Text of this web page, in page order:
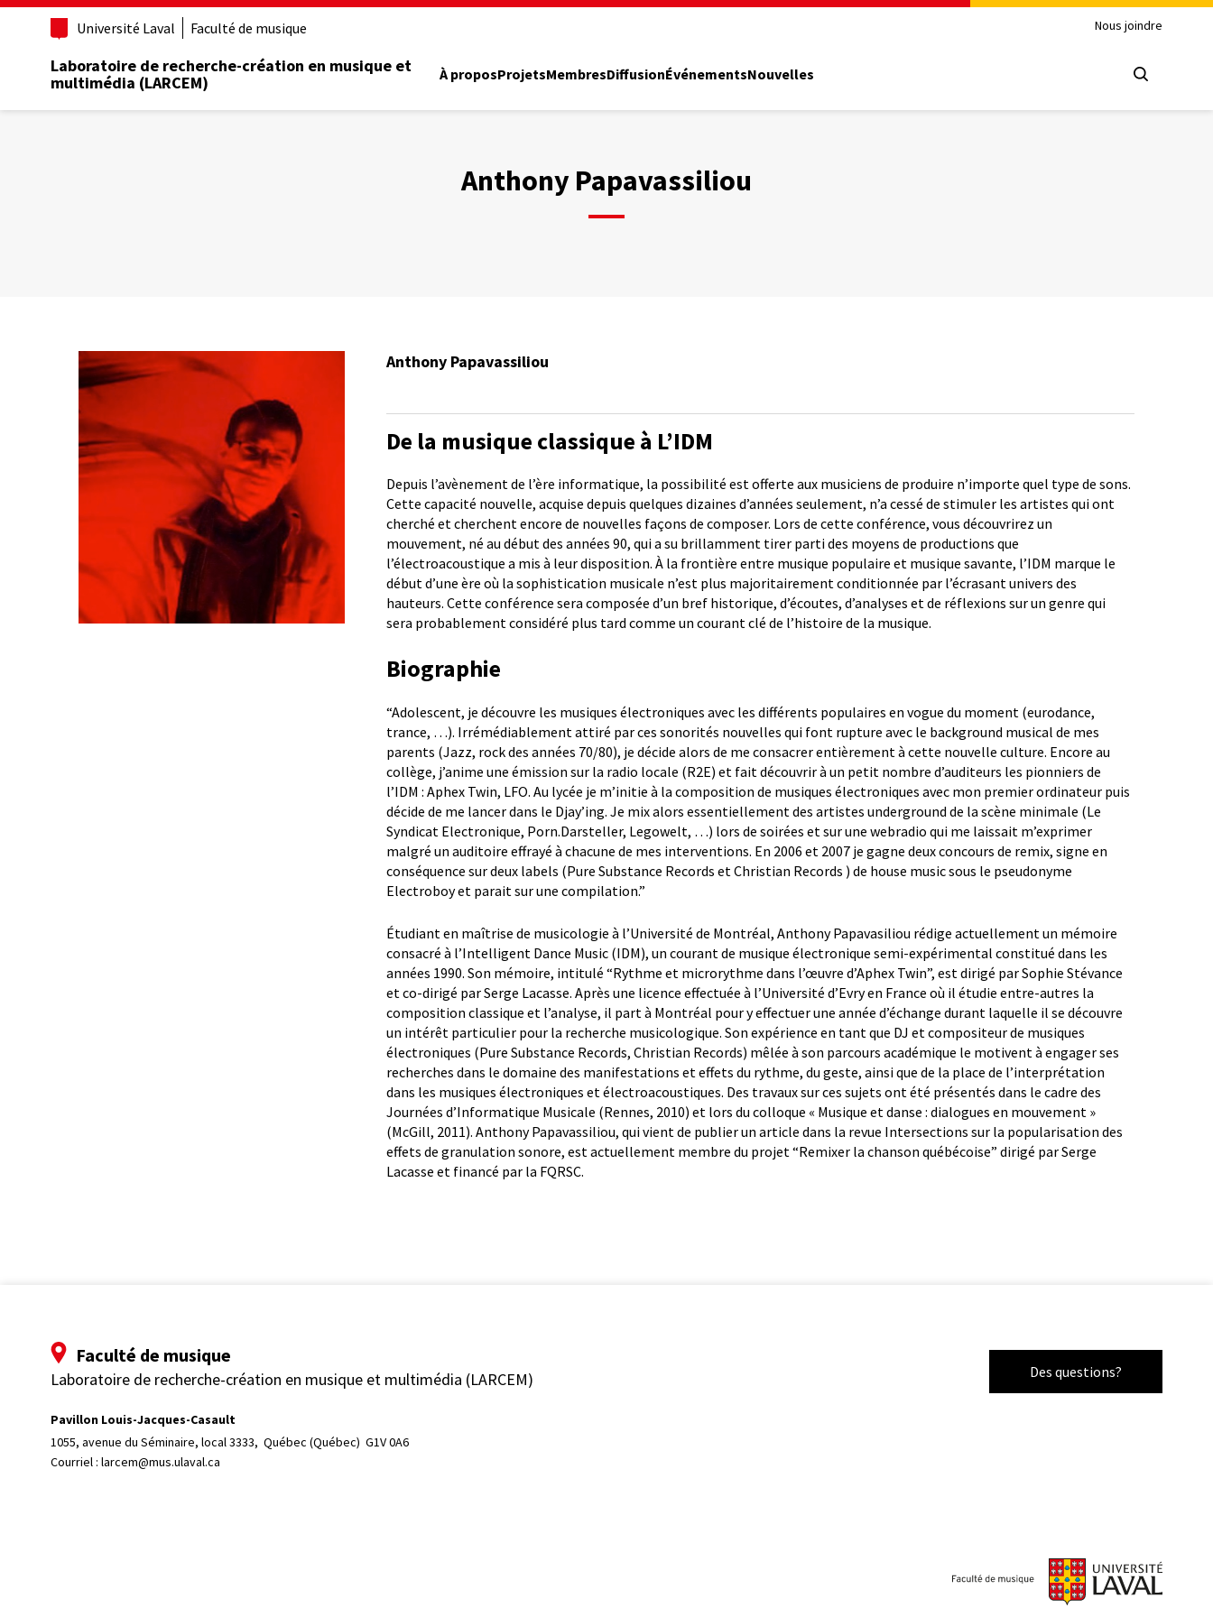
Aller
principal
Université Laval Faculté de musique Nous joindre
Laboratoire de recherche-création en musique et
multimédia (LARCEM)
À proposProjetsMembresDiffusionÉvénementsNouvelles
Anthony Papavassiliou
Anthony Papavassiliou
De la musique classique à L’IDM
Depuis l’avènement de l’ère informatique, la possibilité est offerte aux musiciens de produire n’importe quel type de sons.
Cette capacité nouvelle, acquise depuis quelques dizaines d’années seulement, n’a cessé de stimuler les artistes qui ont
cherché et cherchent encore de nouvelles façons de composer. Lors de cette conférence, vous découvrirez un
mouvement, né au début des années 90, qui a su brillamment tirer parti des moyens de productions que
l’électroacoustique a mis à leur disposition. À la frontière entre musique populaire et musique savante, l’IDM marque le
début d’une ère où la sophistication musicale n’est plus majoritairement conditionnée par l’écrasant univers des
hauteurs. Cette conférence sera composée d’un bref historique, d’écoutes, d’analyses et de réflexions sur un genre qui
sera probablement considéré plus tard comme un courant clé de l’histoire de la musique.
Biographie
“Adolescent, je découvre les musiques électroniques avec les différents populaires en vogue du moment (eurodance,
trance, …). Irrémédiablement attiré par ces sonorités nouvelles qui font rupture avec le background musical de mes
parents (Jazz, rock des années 70/80), je décide alors de me consacrer entièrement à cette nouvelle culture. Encore au
collège, j’anime une émission sur la radio locale (R2E) et fait découvrir à un petit nombre d’auditeurs les pionniers de
l’IDM : Aphex Twin, LFO. Au lycée je m’initie à la composition de musiques électroniques avec mon premier ordinateur puis
décide de me lancer dans le Djay’ing. Je mix alors essentiellement des artistes underground de la scène minimale (Le
Syndicat Electronique, Porn.Darsteller, Legowelt, …) lors de soirées et sur une webradio qui me laissait m’exprimer
malgré un auditoire effrayé à chacune de mes interventions. En 2006 et 2007 je gagne deux concours de remix, signe en
conséquence sur deux labels (Pure Substance Records et Christian Records ) de house music sous le pseudonyme
Electroboy et parait sur une compilation.”
Étudiant en maîtrise de musicologie à l’Université de Montréal, Anthony Papavasiliou rédige actuellement un mémoire
consacré à l’Intelligent Dance Music (IDM), un courant de musique électronique semi-expérimental constitué dans les
années 1990. Son mémoire, intitulé “Rythme et microrythme dans l’œuvre d’Aphex Twin”, est dirigé par Sophie Stévance
et co-dirigé par Serge Lacasse. Après une licence effectuée à l’Université d’Evry en France où il étudie entre-autres la
composition classique et l’analyse, il part à Montréal pour y effectuer une année d’échange durant laquelle il se découvre
un intérêt particulier pour la recherche musicologique. Son expérience en tant que DJ et compositeur de musiques
électroniques (Pure Substance Records, Christian Records) mêlée à son parcours académique le motivent à engager ses
recherches dans le domaine des manifestations et effets du rythme, du geste, ainsi que de la place de l’interprétation
dans les musiques électroniques et électroacoustiques. Des travaux sur ces sujets ont été présentés dans le cadre des
Journées d’Informatique Musicale (Rennes, 2010) et lors du colloque « Musique et danse : dialogues en mouvement »
(McGill, 2011). Anthony Papavassiliou, qui vient de publier un article dans la revue Intersections sur la popularisation des
effets de granulation sonore, est actuellement membre du projet “Remixer la chanson québécoise” dirigé par Serge
Lacasse et financé par la FQRSC.
Faculté de musique
Laboratoire de recherche-création en musique et multimédia (LARCEM)
Pavillon Louis-Jacques-Casault
1055, avenue du Séminaire, local 3333, Québec (Québec)  G1V 0A6
Courriel : larcem@mus.ulaval.ca
Des questions?